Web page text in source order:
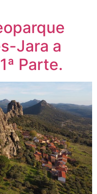
Jara a
Parte.